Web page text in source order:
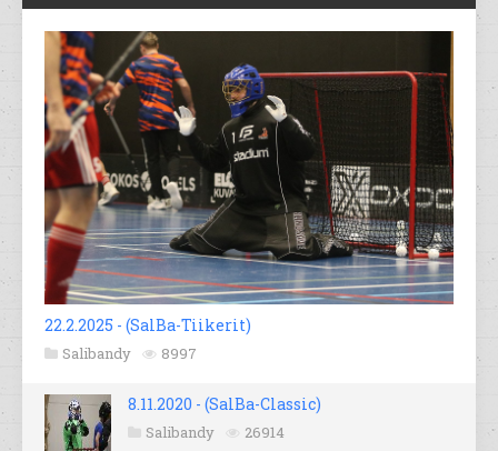
22.2.2025 - (SalBa-Tiikerit)
Salibandy 8997
8.11.2020 - (SalBa-Classic)
Salibandy 26914